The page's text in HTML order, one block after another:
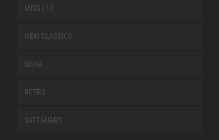
MISS L10
NEW CLASSICS
NOVA
RETRO
SAFEGUARD